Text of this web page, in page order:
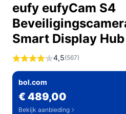
eufy eufyCam S4
Smart Display Hub
4,5(567)
bol.com
€ 489,00
Bekijk aanbieding